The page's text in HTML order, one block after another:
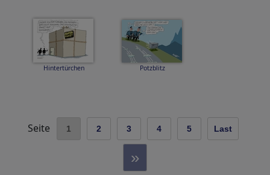
Hintertürchen Potzblitz
Seite 1 2 3 4 5 Last
»